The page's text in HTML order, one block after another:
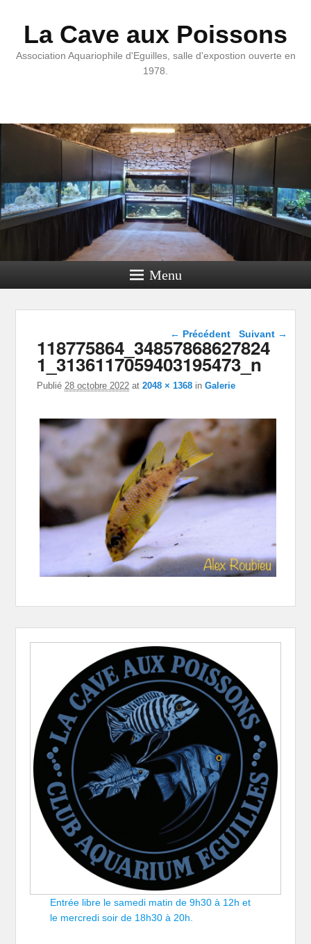
La Cave aux Poissons
Association Aquariophile d'Eguilles, salle d'expostion ouverte en
1978.
Menu
Navigation dans les
images
← Précédent Suivant →
118775864_34857868627824
1_3136117059403195473_n
Publié 28 octobre 2022 at2048 × 1368 inGalerie
Entrée libre le samedi matin de 9h30 à 12h et
le mercredi soir de 18h30 à 20h.